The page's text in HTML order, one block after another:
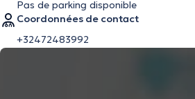
Pas de parking disponible
Coordonnées de contact
+32472483992